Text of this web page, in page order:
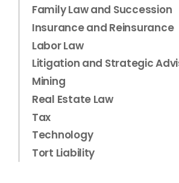
Family Law and Succession
Insurance and Reinsurance
Labor Law
Litigation and Strategic
Mining
Real Estate Law
Tax
Technology
Tort Liability